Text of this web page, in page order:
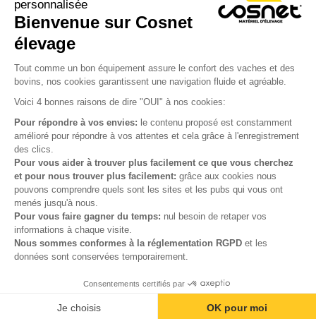
personnalisée
Bienvenue sur Cosnet
élevage
Tout comme un bon équipement assure le confort des vaches et des
bovins, nos cookies garantissent une navigation fluide et agréable.
Voici 4 bonnes raisons de dire "OUI" à nos cookies:
Pour répondre à vos envies: le contenu proposé est constamment
amélioré pour répondre à vos attentes et cela grâce à l'enregistrement
des clics.
Pour vous aider à trouver plus facilement ce que vous cherchez
et pour nous trouver plus facilement: grâce aux cookies nous
pouvons comprendre quels sont les sites et les pubs qui vous ont
menés jusqu'à nous.
Pour vous faire gagner du temps: nul besoin de retaper vos
informations à chaque visite.
Nous sommes conformes à la réglementation RGPD et les
données sont conservées temporairement.
Consentements certifiés par
Je choisis OK pour moi
Produits
Notre société
Votre compte
Informations
phone mail
© Cosnet 2026 -Réalisation site e-commerce